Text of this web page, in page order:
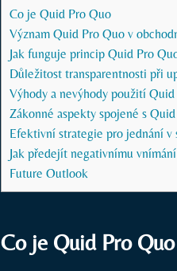
Co je Quid Pro Quo
Význam Quid Pro Quo v
Jak funguje princip Quid Pro
Důležitost transparentnosti při
Výhody a nevýhody použití
Zákonné aspekty spojené s
Efektivní strategie pro jednání v
Jak předejít negativnímu
Future Outlook
Co je Quid Pro Quo